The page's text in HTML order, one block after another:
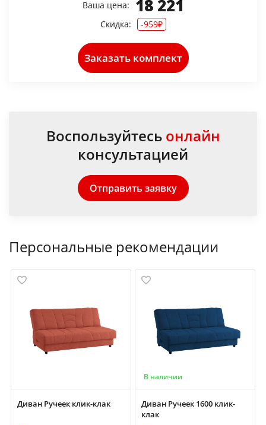
Ваша цена: 18 221
Скидка: -959₽
Заказать комплект
Воспользуйтесь онлайн
консультацией
Отправить заявку
Персональные рекомендации
Диван Ручеек клик-клак
В наличии
Диван Ручеек 1600 клик-
клак